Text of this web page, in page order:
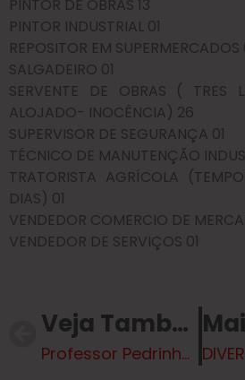
PINTOR DE OBRAS 13
PINTOR INDUSTRIAL 01
REPOSITOR EM
SALGADEIRO 01
SERVENTE DE OBRAS ( TRES
ALOJADO- INOCÊNCIA) 26
SUPERVISOR DE SEGURANÇA 01
TÉCNICO DE MANUTENÇÃO
TRATORISTA AGRÍCOLA
DIAS) 01
VENDEDOR COMERCIO DE
VENDEDOR DE SERVIÇOS 01
Veja Também
Professor Pedrinho Junior indica manutenção de campo, faixa elevada e pavimentação